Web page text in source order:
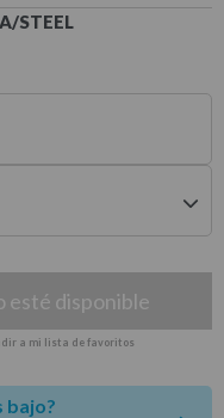
STEEL
esté disponible
a mi lista de favoritos
bajo?